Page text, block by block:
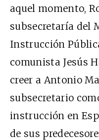
aquel momento,
subsecretaría del
Instrucción
comunista Jesús
creer a Antonio
subsecretario
instrucción en
de sus